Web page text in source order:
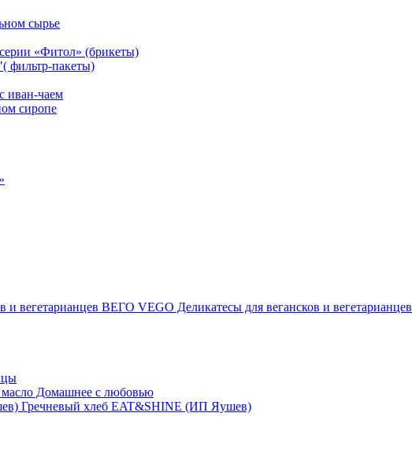
сырье
«Фитол» (брикеты)
фильтр-пакеты)
иван-чаем
сиропе
ВЕГО VEGO Деликатесы для вегансков и вегетарианцев
Домашнее с любовью
Гречневый хлеб EAT&SHINE (ИП Яушев)